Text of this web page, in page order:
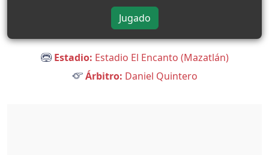
Jugado
Estadio: Estadio El Encanto (Mazatlán)
Árbitro: Daniel Quintero